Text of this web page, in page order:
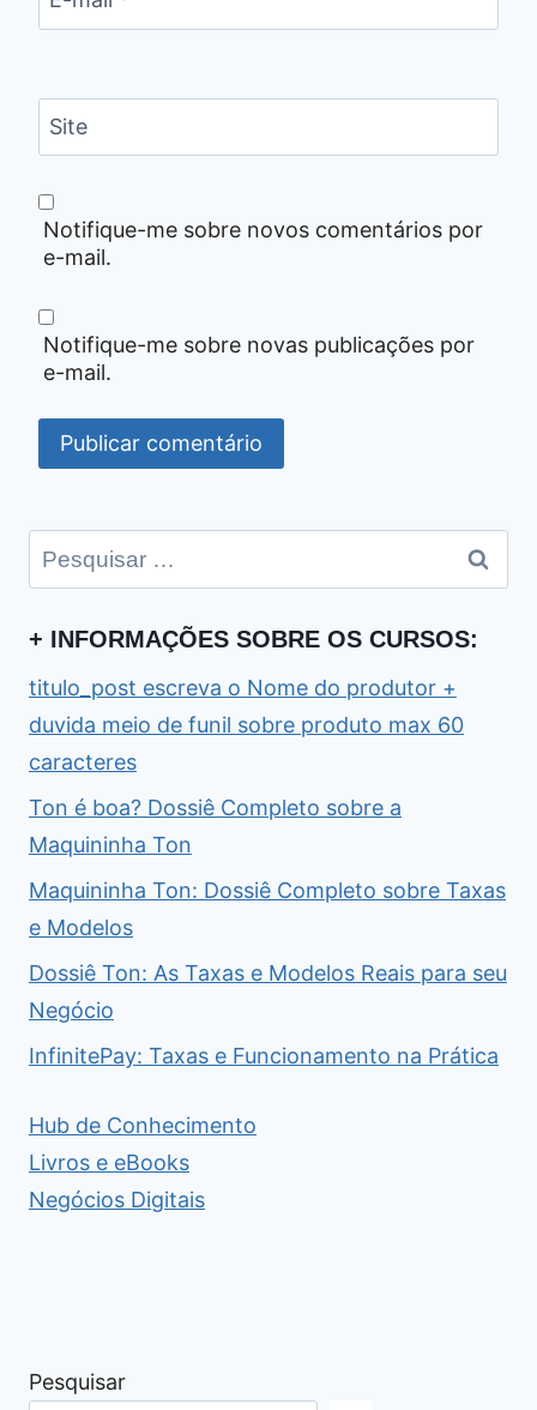
Site
Notifique-me sobre novos comentários por
e-mail.
Notifique-me sobre novas publicações por
e-mail.
Pesquisar
por:
+ INFORMAÇÕES SOBRE OS CURSOS:
titulo_post escreva o Nome do produtor +
duvida meio de funil sobre produto max 60
caracteres
Ton é boa? Dossiê Completo sobre a
Maquininha Ton
Maquininha Ton: Dossiê Completo sobre Taxas
e Modelos
Dossiê Ton: As Taxas e Modelos Reais para seu
Negócio
InfinitePay: Taxas e Funcionamento na Prática
Hub de Conhecimento
Livros e eBooks
Negócios Digitais
Pesquisar